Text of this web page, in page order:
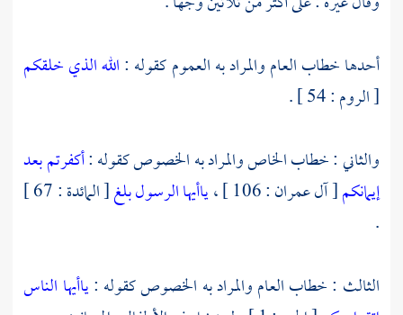
أحدها خطاب العام والمراد به العموم كقوله :الله الذي خلقكم
[ الروم : 54 ] .
والثاني : خطاب الخاص والمراد به الخصوص كقوله :أكفرتم بعد
إيمانكم[ آل عمران : 106 ] ، ياأيها الرسول بلغ
[ المائدة : 67 ]
.
الثالث : خطاب العام والمراد به الخصوص كقوله :ياأيها الناس